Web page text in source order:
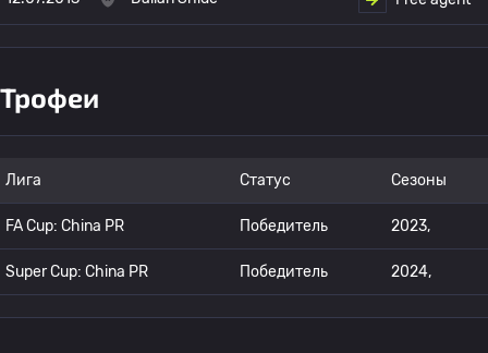
Трофеи
Лига Статус Сезоны
FA Cup: China PR Победитель 2023,
Super Cup: China PR Победитель 2024,